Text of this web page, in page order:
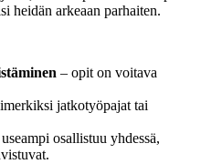
heidän arkeaan parhaiten.
– opit on voitava
jatkotyöpajat tai
osallistuu yhdessä,